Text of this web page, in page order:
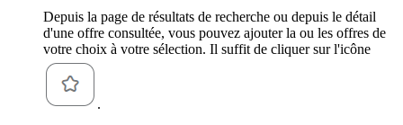
Depuis la page de résultats de recherche ou depuis le détail
d'une offre consultée, vous pouvez ajouter la ou les offres de
votre choix à votre sélection. Il suffit de cliquer sur l'icône
.